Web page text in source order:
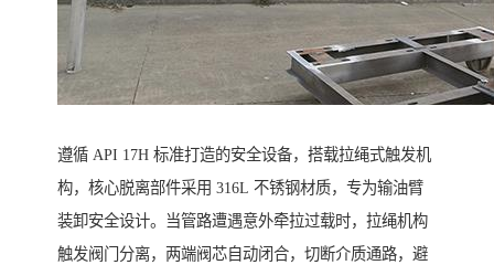
遵循 API 17H 标准打造的安全设备，搭载拉绳式触发机
构，核心脱离部件采用 316L 不锈钢材质，专为输油臂
装卸安全设计。当管路遭遇意外牵拉过载时，拉绳机构
触发阀门分离，两端阀芯自动闭合，切断介质通路，避